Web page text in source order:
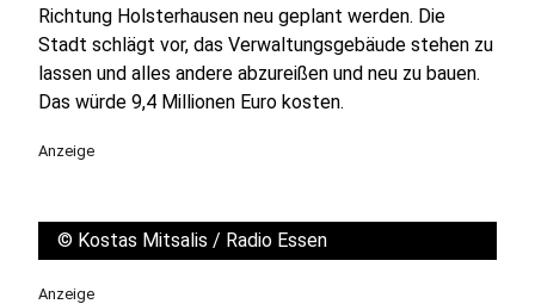
Richtung Holsterhausen neu geplant werden. Die
Stadt schlägt vor, das Verwaltungsgebäude stehen zu
lassen und alles andere abzureißen und neu zu bauen.
Das würde 9,4 Millionen Euro kosten.
Anzeige
© Kostas Mitsalis / Radio Essen
Anzeige